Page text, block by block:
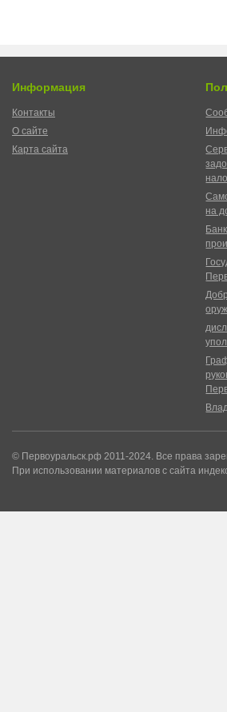
Информация
Контакты
О сайте
Карта сайта
на
© Первоуральск.рф 2011-2024. Все права
При использовании материалов с сайта